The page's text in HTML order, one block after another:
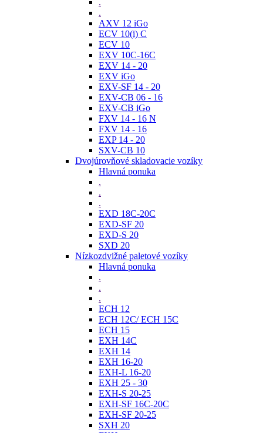
.
.
AXV 12 iGo
ECV 10(i) C
ECV 10
EXV 10C-16C
EXV 14 - 20
EXV iGo
EXV-SF 14 - 20
EXV-CB 06 - 16
EXV-CB iGo
FXV 14 - 16 N
FXV 14 - 16
EXP 14 - 20
SXV-CB 10
Dvojúrovňové skladovacie vozíky
Hlavná ponuka
.
.
.
EXD 18C-20C
EXD-SF 20
EXD-S 20
SXD 20
Nízkozdvižné paletové vozíky
Hlavná ponuka
.
.
.
ECH 12
ECH 12C/ ECH 15C
ECH 15
EXH 14C
EXH 14
EXH 16-20
EXH-L 16-20
EXH 25 - 30
EXH-S 20-25
EXH-SF 16C-20C
EXH-SF 20-25
SXH 20